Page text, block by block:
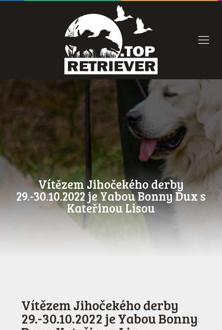
Vítězem Jihočekého derby
29.-30.10.2022 je Yabou Bonny Dux s
Kateřinou Lisou
Vítězem Jihočekého derby
29.-30.10.2022 je Yabou Bonny